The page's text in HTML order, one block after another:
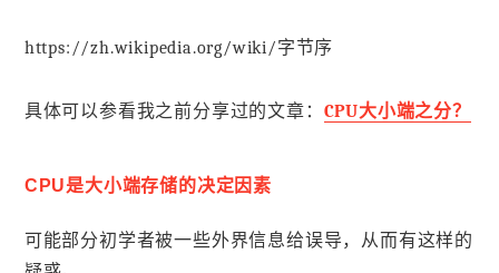
https://zh.wikipedia.org/wiki/字节序
具体可以参看我之前分享过的文章： CPU大小端之分？
CPU是大小端存储的决定因素
可能部分初学者被一些外界信息给误导，从而有这样的